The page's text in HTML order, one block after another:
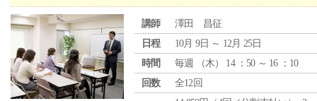
講師
澤田 昌征
日程
10月 9日 ～ 12月 25日
時間
毎週 （木） 14 ：50 ～ 16 ：10
回数
全12回